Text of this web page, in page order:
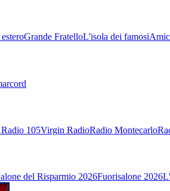
Grande FratelloL'isola dei famosi
Radio 105Virgin RadioRadio Montecarlo
del Risparmio 2026Fuorisalone 2026